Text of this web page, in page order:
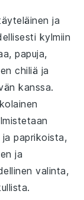
ja
kylmiin
papuja,
chiliä ja
kanssa.
paprikoista,
ja
valinta,